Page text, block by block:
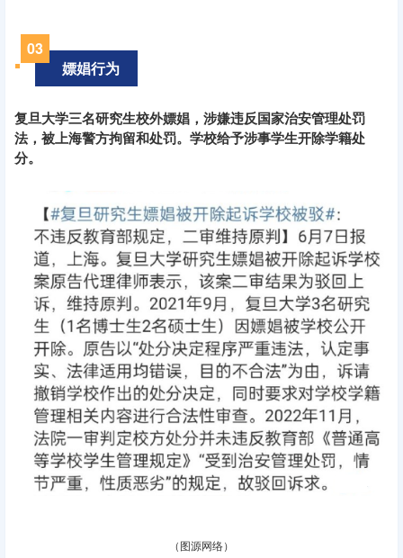
03
嫖娼行为
复旦大学三名研究生校外嫖娼，涉嫌违反国家治安管理处罚
法，被上海警方拘留和处罚。学校给予涉事学生开除学籍处
分。
（图源网络）